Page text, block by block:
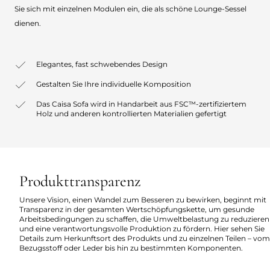
Sie sich mit einzelnen Modulen ein, die als schöne Lounge-Sessel
dienen.
Elegantes, fast schwebendes Design
Gestalten Sie Ihre individuelle Komposition
Das Caisa Sofa wird in Handarbeit aus FSC™-zertifiziertem
Holz und anderen kontrollierten Materialien gefertigt
Produkttransparenz
Unsere Vision, einen Wandel zum Besseren zu bewirken, beginnt mit
Transparenz in der gesamten Wertschöpfungskette, um gesunde
Arbeitsbedingungen zu schaffen, die Umweltbelastung zu reduzieren
und eine verantwortungsvolle Produktion zu fördern. Hier sehen Sie
Details zum Herkunftsort des Produkts und zu einzelnen Teilen – vom
Bezugsstoff oder Leder bis hin zu bestimmten Komponenten.